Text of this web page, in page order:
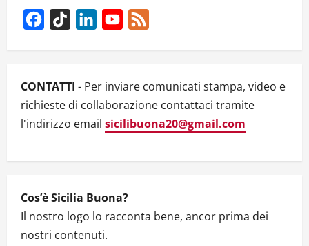
celebra
l’uomo
che
l’equinozio
Facebook
TikTok LinkedInYouTube
CONTATTI - Per inviare comunicati stampa, video e
richieste di collaborazione contattaci tramite
l'indirizzo email sicilibuona20@gmail.com
Cos’è Sicilia Buona?
Il nostro logo lo racconta bene, ancor prima dei
nostri contenuti.